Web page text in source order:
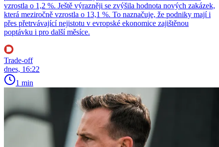
vzrostla o 1,2 %. Ještě výrazněji se zvýšila hodnota nových zakázek,
která meziročně vzrostla o 13,1 %. To naznačuje, že podniky mají i
přes přetrvávající nejistotu v evropské ekonomice zajištěnou
poptávku i pro další měsíce.
Trade-off
dnes, 16:22
1 min